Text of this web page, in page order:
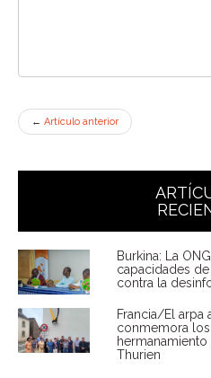
← Artículo anterior
Burkina: La
capacidades
contra la
Francia/El arpa
conmemora
Thurien